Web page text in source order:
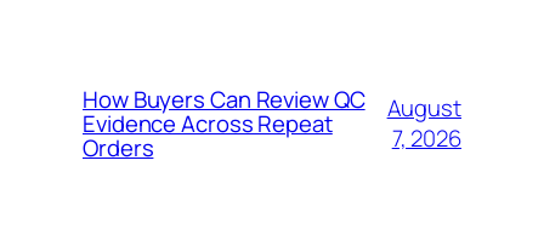
How Buyers Can Review QC
Evidence Across Repeat
Orders
August
7, 2026